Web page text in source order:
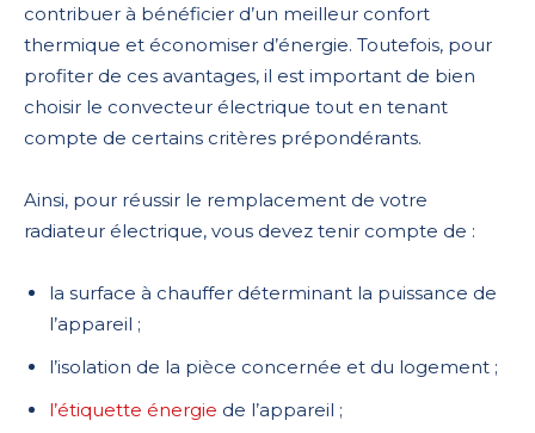
contribuer à bénéficier d’un meilleur confort
thermique et économiser d’énergie. Toutefois, pour
profiter de ces avantages, il est important de bien
choisir le convecteur électrique tout en tenant
compte de certains critères prépondérants.
Ainsi, pour réussir le remplacement de votre
radiateur électrique, vous devez tenir compte de :
la surface à chauffer déterminant la puissance de
l’appareil ;
l’isolation de la pièce concernée et du logement ;
l’étiquette énergie de l’appareil ;